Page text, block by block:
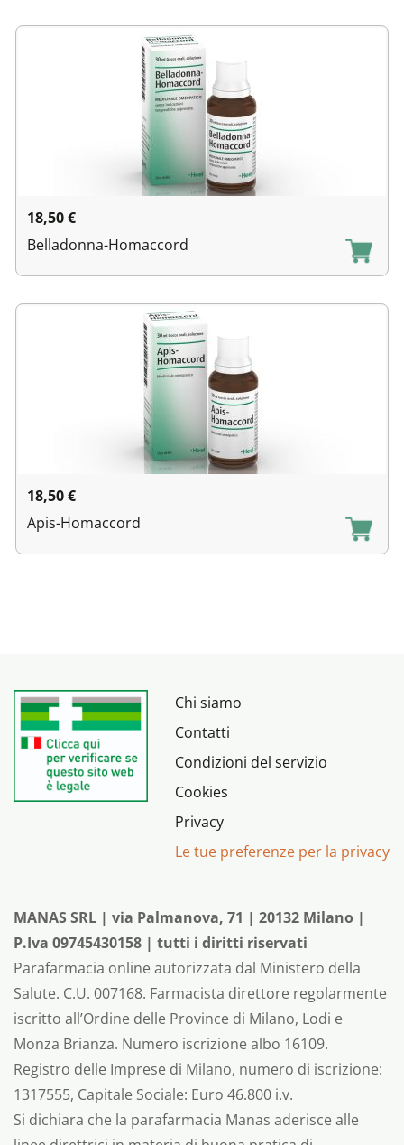
18,50€
Belladonna-Homaccord
18,50€
Apis-Homaccord
Chi siamo
Contatti
Condizioni del servizio
Cookies
Privacy
Le tue preferenze per la privacy
MANAS SRL | via Palmanova, 71 | 20132 Milano |
P.Iva 09745430158 | tutti i diritti riservati
Parafarmacia online autorizzata dal Ministero della
Salute. C.U. 007168. Farmacista direttore regolarmente
iscritto all’Ordine delle Province di Milano, Lodi e
Monza Brianza. Numero iscrizione albo 16109.
Registro delle Imprese di Milano, numero di iscrizione:
1317555, Capitale Sociale: Euro 46.800 i.v.
Si dichiara che la parafarmacia Manas aderisce alle